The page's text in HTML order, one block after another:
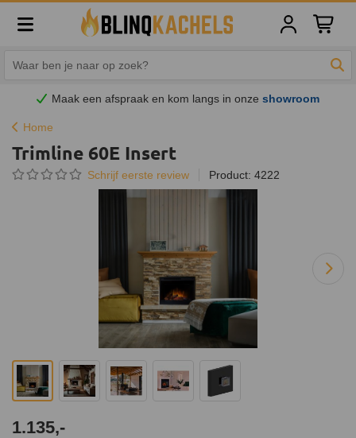
Maak een afspraak en kom langs in onzeshowroom
Home
Trimline 60E Insert
Schrijf eerste review Product: 4222
1.135,-